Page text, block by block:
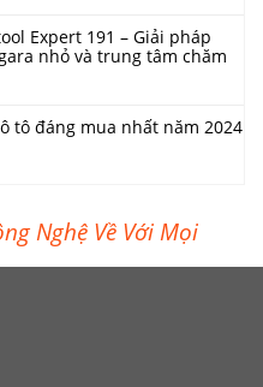
Expert 191 – Giải pháp
nhỏ và trung tâm chăm
tô đáng mua nhất năm 2024
Nghệ Về Với Mọi